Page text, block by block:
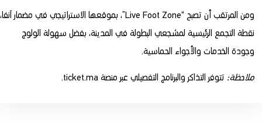
ومن المرتقب أن تصبح “Live Foot Zone”، بموقعها الاستراتيجي في مضمار آنفا،
نقطة التجمع الرئيسية لمشجعي البطولة في المدينة، بفضل سهولة الولوج
وجودة الخدمات والأجواء الحماسية.
ملاحظة: تتوفر التذاكر والبرنامج التفصيلي عبر منصة ticket.ma
.